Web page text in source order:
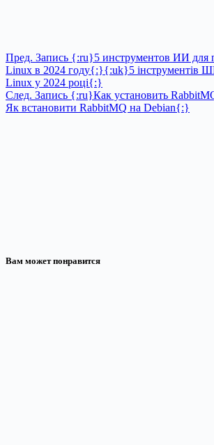
Пред. Запись {:ru}5 инструментов ИИ для
Linux в 2024 году{:}{:uk}5 інструментів ШІ
Linux у 2024 році{:}
След. Запись {:ru}Как установить
Як встановити RabbitMQ на Debian{:}
Вам может понравится